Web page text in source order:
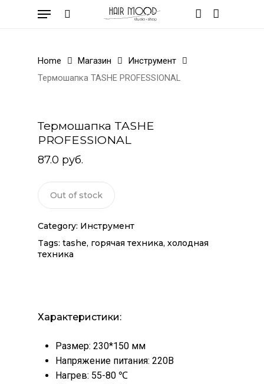
Menu
Home Магазин
Инструмент
Термошапка TASHE PROFESSIONAL
Термошапка TASHE
PROFESSIONAL
87.0 руб.
Out of stock
Category: Инструмент
Tags: tashe, горячая техника, холодная
техника
Характеристики:
Размер: 230*150 мм
Напряжение питания: 220В
Нагрев: 55-80 ℃
PROFESSIONAL”
помечены *
Your rating *
Email*